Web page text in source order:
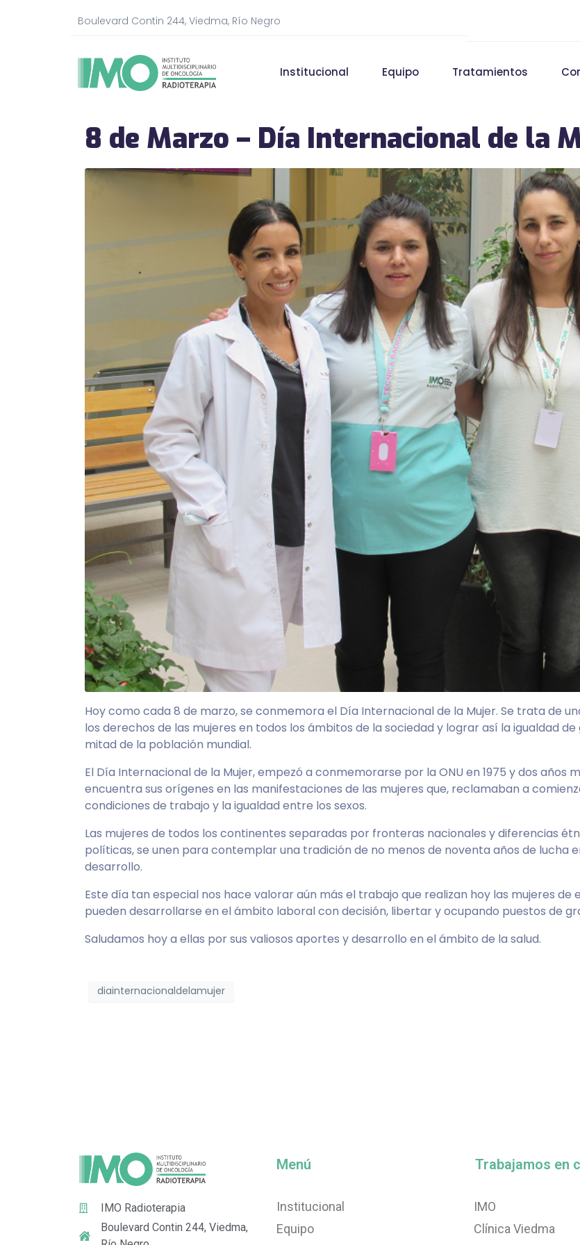
Boulevard Contin 244, Viedma, Río Negro
Institucional Equipo Tratamientos
8 de Marzo – Día Internacional de la
Hoy como cada 8 de marzo, se conmemora el Día Internacional de la Mujer. Se trata de
los derechos de las mujeres en todos los ámbitos de la sociedad y lograr así la igualdad
mitad de la población mundial.
El Día Internacional de la Mujer, empezó a conmemorarse por la ONU en 1975 y dos
encuentra sus orígenes en las manifestaciones de las mujeres que, reclamaban a
condiciones de trabajo y la igualdad entre los sexos.
Las mujeres de todos los continentes separadas por fronteras nacionales y diferencias
políticas, se unen para contemplar una tradición de no menos de noventa años de lucha
desarrollo.
Este día tan especial nos hace valorar aún más el trabajo que realizan hoy las mujeres
pueden desarrollarse en el ámbito laboral con decisión, libertar y ocupando puestos de
Saludamos hoy a ellas por sus valiosos aportes y desarrollo en el ámbito de la salud.
diainternacionaldelamujer
IMO Radioterapia
Boulevard Contin 244, Viedma,
Menú
Institucional
Equipo
Trabajamos en
IMO
Clínica Viedma